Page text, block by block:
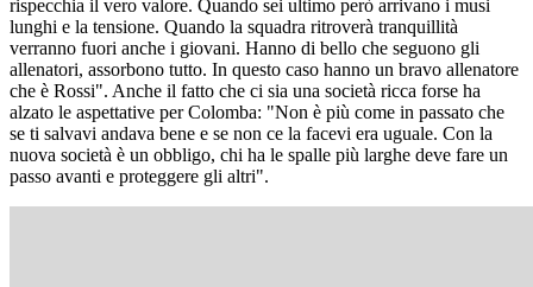
rispecchia il vero valore. Quando sei ultimo però arrivano i musi
lunghi e la tensione. Quando la squadra ritroverà tranquillità
verranno fuori anche i giovani. Hanno di bello che seguono gli
allenatori, assorbono tutto. In questo caso hanno un bravo allenatore
che è Rossi". Anche il fatto che ci sia una società ricca forse ha
alzato le aspettative per Colomba: "Non è più come in passato che
se ti salvavi andava bene e se non ce la facevi era uguale. Con la
nuova società è un obbligo, chi ha le spalle più larghe deve fare un
passo avanti e proteggere gli altri".